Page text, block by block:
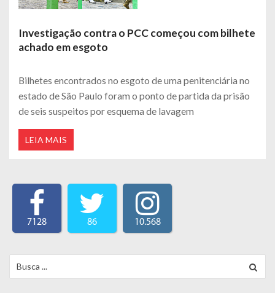
Investigação contra o PCC começou com bilhete
achado em esgoto
Bilhetes encontrados no esgoto de uma penitenciária no
estado de São Paulo foram o ponto de partida da prisão
de seis suspeitos por esquema de lavagem
LEIA MAIS
7128 86 10.568